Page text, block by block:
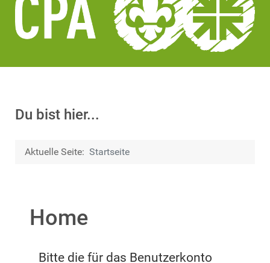
Du bist hier...
Aktuelle Seite: Startseite
Home
Bitte die für das Benutzerkonto